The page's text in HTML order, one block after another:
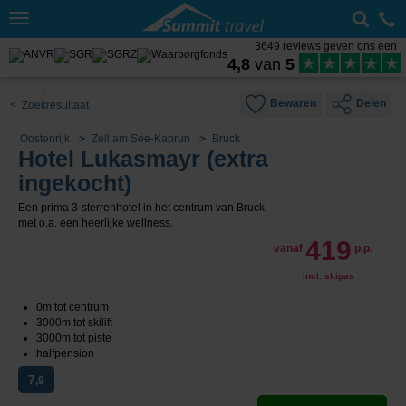
Toggle
3649 reviews geven ons een
4,8 van 5
< Zoekresultaat Bewaren Delen
Oostenrijk Zell am See-Kaprun Bruck
Hotel Lukasmayr (extra
ingekocht)
Een prima 3-sterrenhotel in het centrum van Bruck
met o.a. een heerlijke wellness.
vanaf 419 p.p.
incl. skipas
0m tot centrum
3000m tot skilift
3000m tot piste
halfpension
7,9